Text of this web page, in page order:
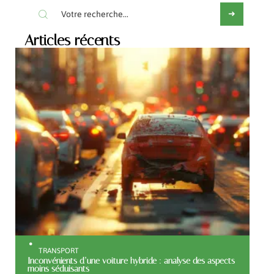
Articles récents
TRANSPORT
Inconvénients d’une voiture hybride : analyse des aspects
moins séduisants